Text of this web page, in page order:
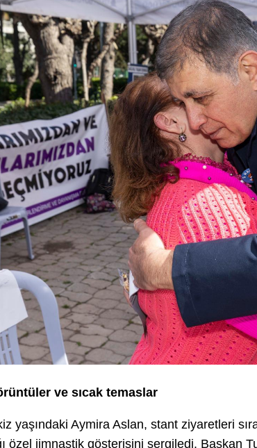
ve sıcak temaslar
yaşındaki Aymira Aslan, stant ziyaretleri
özel jimnastik gösterisini sergiledi. Başkan